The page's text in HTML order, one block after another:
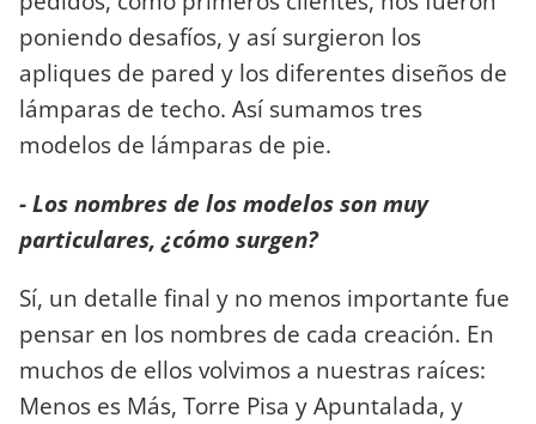
poniendo desafíos, y así surgieron los
apliques de pared y los diferentes diseños de
lámparas de techo. Así sumamos tres
modelos de lámparas de pie.
- Los nombres de los modelos son muy
particulares, ¿cómo surgen?
Sí, un detalle final y no menos importante fue
pensar en los nombres de cada creación. En
muchos de ellos volvimos a nuestras raíces:
Menos es Más, Torre Pisa y Apuntalada, y